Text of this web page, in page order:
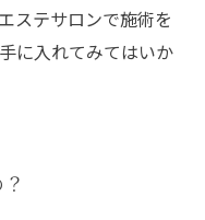
ステサロンで施術を
に入れてみてはいか